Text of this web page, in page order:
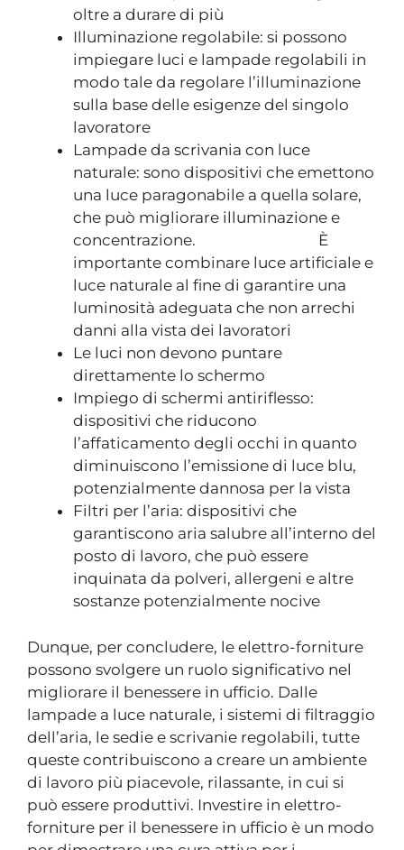
oltre a durare di più
Illuminazione regolabile: si possono
impiegare luci e lampade regolabili in
modo tale da regolare l’illuminazione
sulla base delle esigenze del singolo
lavoratore
Lampade da scrivania con luce
naturale: sono dispositivi che emettono
una luce paragonabile a quella solare,
che può migliorare illuminazione e
concentrazione. È
importante combinare luce artificiale e
luce naturale al fine di garantire una
luminosità adeguata che non arrechi
danni alla vista dei lavoratori
Le luci non devono puntare
direttamente lo schermo
Impiego di schermi antiriflesso:
dispositivi che riducono
l’affaticamento degli occhi in quanto
diminuiscono l’emissione di luce blu,
potenzialmente dannosa per la vista
Filtri per l’aria: dispositivi che
garantiscono aria salubre all’interno del
posto di lavoro, che può essere
inquinata da polveri, allergeni e altre
sostanze potenzialmente nocive
Dunque, per concludere, le elettro-forniture
possono svolgere un ruolo significativo nel
migliorare il benessere in ufficio. Dalle
lampade a luce naturale, i sistemi di filtraggio
dell’aria, le sedie e scrivanie regolabili, tutte
queste contribuiscono a creare un ambiente
di lavoro più piacevole, rilassante, in cui si
può essere produttivi. Investire in elettro-
forniture per il benessere in ufficio è un modo